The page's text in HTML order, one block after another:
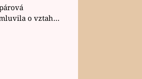
o vztahu